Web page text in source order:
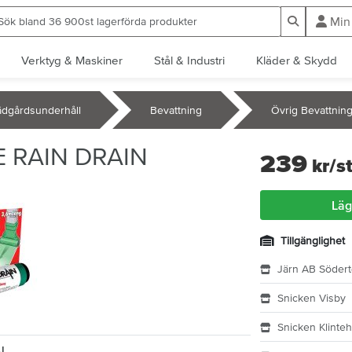
Verktyg & Maskiner Stål & Industri Kläder & Skydd
Bevattning Övrig Bevattning
RAIN DRAIN 239 kr/st
Tillgänglighet
Järn AB
Snicken Visby
Snicken